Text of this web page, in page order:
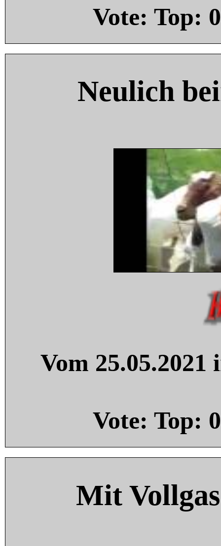
Vote: Top: 0
Neulich
Vom
Vote: Top: 0
Mit